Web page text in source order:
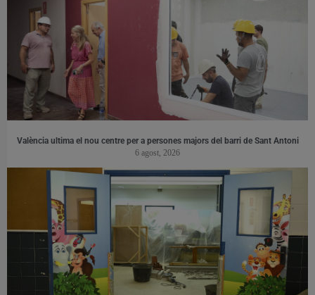
València ultima el nou centre per a persones majors del barri de Sant Antoni
6 agost, 2026